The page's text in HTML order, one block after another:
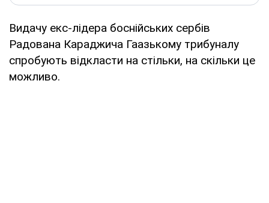
Видачу екс-лідера боснійських сербів
Радована Караджича Гаазькому трибуналу
спробують відкласти на стільки, на скільки це
можливо.